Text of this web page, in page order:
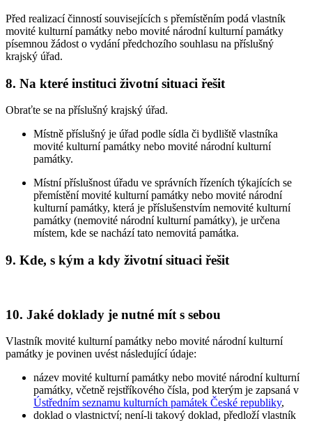
Před realizací činností souvisejících s přemístěním podá vlastník
movité kulturní památky nebo movité národní kulturní památky
písemnou žádost o vydání předchozího souhlasu na příslušný
krajský úřad.
8. Na které instituci životní situaci řešit
Obraťte se na příslušný krajský úřad.
Místně příslušný je úřad podle sídla či bydliště vlastníka
movité kulturní památky nebo movité národní kulturní
památky.
Místní příslušnost úřadu ve správních řízeních týkajících se
přemístění movité kulturní památky nebo movité národní
kulturní památky, která je příslušenstvím nemovité kulturní
památky (nemovité národní kulturní památky), je určena
místem, kde se nachází tato nemovitá památka.
9. Kde, s kým a kdy životní situaci řešit
10. Jaké doklady je nutné mít s sebou
Vlastník movité kulturní památky nebo movité národní kulturní
památky je povinen uvést následující údaje:
název movité kulturní památky nebo movité národní kulturní
památky, včetně rejstříkového čísla, pod kterým je zapsaná v
Ústředním seznamu kulturních památek České republiky,
doklad o vlastnictví; není-li takový doklad, předloží vlastník